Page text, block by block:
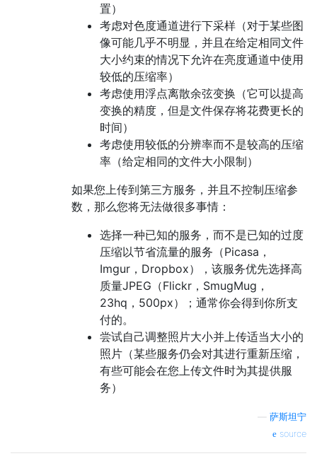
置）
考虑对色度通道进行下采样（对于某些图
像可能几乎不明显，并且在给定相同文件
大小约束的情况下允许在亮度通道中使用
较低的压缩率）
考虑使用浮点离散余弦变换（它可以提高
变换的精度，但是文件保存将花费更长的
时间）
考虑使用较低的分辨率而不是较高的压缩
率（给定相同的文件大小限制）
如果您上传到第三方服务，并且不控制压缩参
数，那么您将无法做很多事情：
选择一种已知的服务，而不是已知的过度
压缩以节省流量的服务（Picasa，
Imgur，Dropbox），该服务优先选择高
质量JPEG（Flickr，SmugMug，
23hq，500px）；通常你会得到你所支
付的。
尝试自己调整照片大小并上传适当大小的
照片（某些服务仍会对其进行重新压缩，
有些可能会在您上传文件时为其提供服
务）
萨斯坦宁
source